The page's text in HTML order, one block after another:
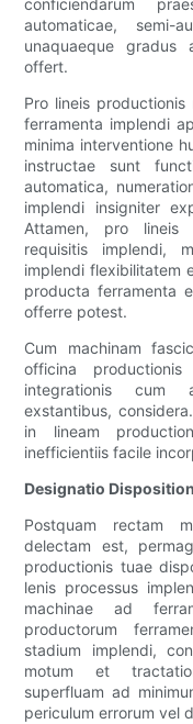
conficiendarum
automaticae, semi-
unaquaeque gradus
offert.
Pro lineis
ferramenta implendi
minima interventione
instructae sunt
automatica,
implendi insigniter
Attamen, pro lineis
requisitis implendi,
implendi flexibilitatem
producta ferramenta
offerre potest.
Cum machinam
officina
integrationis cum
exstantibus,
in lineam
inefficientiis facile
Designatio
Postquam rectam
delectam est,
productionis tuae
lenis processus
machinae ad
productorum
stadium implendi,
motum et
superfluam ad
periculum errorum vel